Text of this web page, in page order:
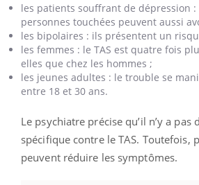
les patients souffrant de dépression :
personnes touchées peuvent aussi
les bipolaires : ils présentent un
les femmes : le TAS est quatre fois
elles que chez les hommes ;
les jeunes adultes : le trouble se
entre 18 et 30 ans.
Le psychiatre précise qu’il n’y a pas
spécifique contre le TAS. Toutefois,
peuvent réduire les symptômes.